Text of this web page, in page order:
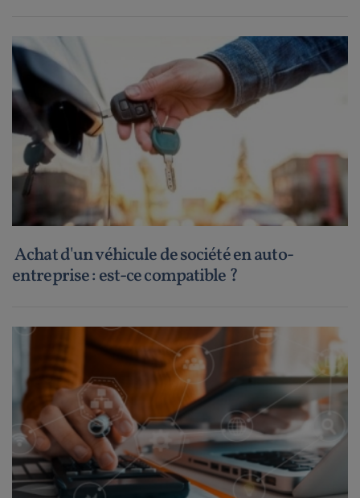
Achat d'un véhicule de société en auto-
entreprise : est-ce compatible ?